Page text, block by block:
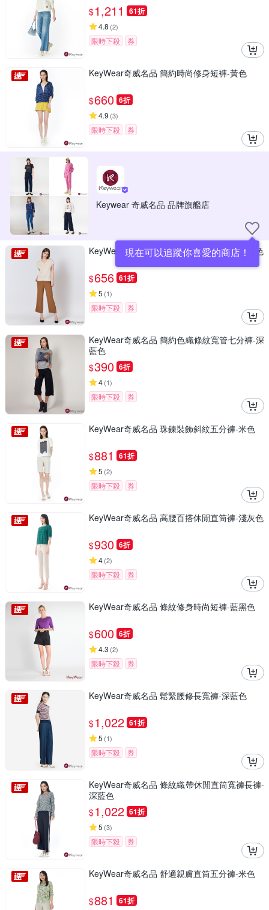
$1,211 61折
4.8 (2)
限時下殺 券
KeyWear奇威名品 簡約時尚修身短褲-黃色
$660 6折
4.9 (3)
限時下殺 券
Keywear 奇威名品 品牌旗艦店
現在可以追蹤你喜愛的商店！
KeyWear奇威名品 個性耳仔裝飾休閒褲-咖啡色
$656 61折
5 (1)
限時下殺 券
KeyWear奇威名品 簡約色織條紋寬管七分褲-深
藍色
$390 6折
4(1)
限時下殺 券
KeyWear奇威名品 珠鍊裝飾斜紋五分褲-米色
$881 61折
5 (2)
限時下殺 券
KeyWear奇威名品 高腰百搭休閒直筒褲-淺灰色
$930 6折
4(2)
限時下殺 券
KeyWear奇威名品 條紋修身時尚短褲-藍黑色
$600 6折
4.3 (2)
限時下殺 券
KeyWear奇威名品 鬆緊腰修長寬褲-深藍色
$1,022 61折
5 (1)
限時下殺 券
KeyWear奇威名品 條紋織帶休閒直筒寬褲長褲-
深藍色
$1,022 61折
5 (3)
限時下殺 券
KeyWear奇威名品 舒適親膚直筒五分褲-米色
$881 61折